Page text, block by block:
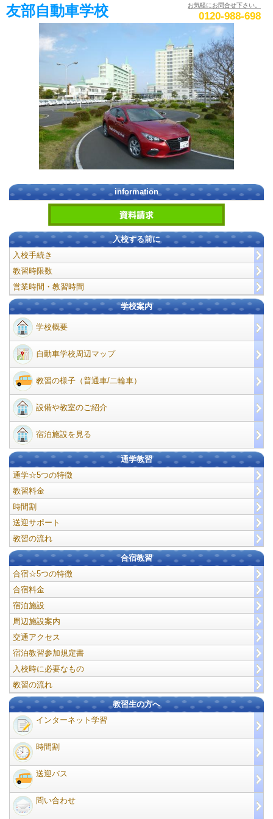
友部自動車学校 お気軽にお問合せ下さい。
0120-988-698
information
入校する前に
入校手続き
教習時限数
営業時間・教習時間
学校案内
学校概要
自動車学校周辺マップ
教習の様子（普通車/二輪車）
設備や教室のご紹介
宿泊施設を見る
通学教習
通学☆5つの特徴
教習料金
時間割
送迎サポート
教習の流れ
合宿教習
合宿☆5つの特徴
合宿料金
宿泊施設
周辺施設案内
交通アクセス
宿泊教習参加規定書
入校時に必要なもの
教習の流れ
教習生の方へ
インターネット学習
時間割
送迎バス
問い合わせ